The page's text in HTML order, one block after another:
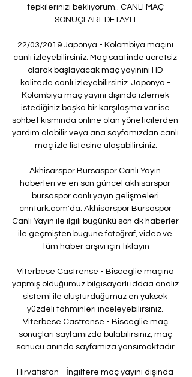
tepkilerinizi bekliyorum.. CANLI MAÇ
SONUÇLARI. DETAYLI.
22/03/2019 Japonya - Kolombiya maçını
canlı izleyebilirsiniz. Maç saatinde ücretsiz
olarak başlayacak maç yayınını HD
kalitede canlı izleyebilirsiniz. Japonya -
Kolombiya maç yayını dışında izlemek
istediğiniz başka bir karşılaşma var ise
sohbet kısmında online olan yöneticilerden
yardım alabilir veya ana sayfamızdan canlı
maç izle listesine ulaşabilirsiniz.
Akhisarspor Bursaspor Canlı Yayın
haberleri ve en son güncel akhisarspor
bursaspor canlı yayın gelişmeleri
cnnturk.com'da. Akhisarspor Bursaspor
Canlı Yayın ile ilgili bugünkü son dk haberler
ile geçmişten bugüne fotoğraf, video ve
tüm haber arşivi için tıklayın
Viterbese Castrense - Bisceglie maçına
yapmış olduğumuz bilgisayarlı iddaa analiz
sistemi ile oluşturduğumuz en yüksek
yüzdeli tahminleri inceleyebilirsiniz.
Viterbese Castrense - Bisceglie maç
sonuçları sayfamızda bulabilirsiniz, maç
sonucu anında sayfamıza yansımaktadır.
Hırvatistan - İngiltere maç yayını dışında